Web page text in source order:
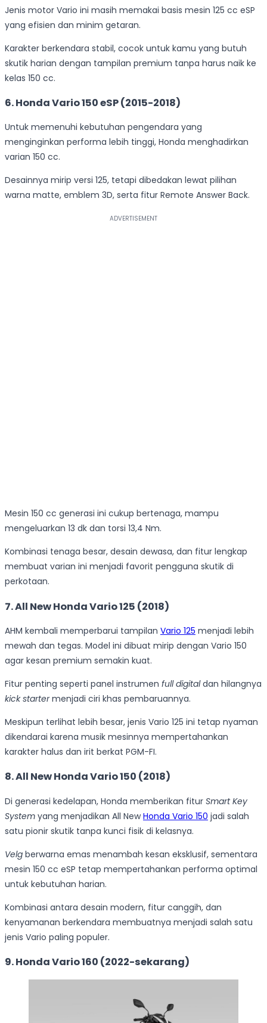
Jenis motor Vario ini masih memakai basis mesin 125 cc eSP
yang efisien dan minim getaran.
Karakter berkendara stabil, cocok untuk kamu yang butuh
skutik harian dengan tampilan premium tanpa harus naik ke
kelas 150 cc.
6.Honda Vario 150 eSP (2015-2018)
Untuk memenuhi kebutuhan pengendara yang
menginginkan performa lebih tinggi, Honda menghadirkan
varian 150 cc.
Desainnya mirip versi 125, tetapi dibedakan lewat pilihan
warna matte, emblem 3D, serta fitur Remote Answer Back.
Mesin 150 cc generasi ini cukup bertenaga, mampu
mengeluarkan 13 dk dan torsi 13,4 Nm.
Kombinasi tenaga besar, desain dewasa, dan fitur lengkap
membuat varian ini menjadi favorit pengguna skutik di
perkotaan.
7.All New Honda Vario 125 (2018)
AHM kembali memperbarui tampilan Vario 125 menjadi lebih
mewah dan tegas. Model ini dibuat mirip dengan Vario 150
agar kesan premium semakin kuat.
Fitur penting seperti panel instrumen full digitaldan hilangnya
kick startermenjadi ciri khas pembaruannya.
Meskipun terlihat lebih besar, jenis Vario 125 ini tetap nyaman
dikendarai karena musik mesinnya mempertahankan
karakter halus dan irit berkat PGM-FI.
8.All New Honda Vario 150 (2018)
Di generasi kedelapan, Honda memberikan fitur Smart Key
System yang menjadikan All NewHonda Vario 150 jadi salah
satu pionir skutik tanpa kunci fisik di kelasnya.
Velg berwarna emas menambah kesan eksklusif, sementara
mesin 150 cc eSP tetap mempertahankan performa optimal
untuk kebutuhan harian.
Kombinasi antara desain modern, fitur canggih, dan
kenyamanan berkendara membuatnya menjadi salah satu
jenis Vario paling populer.
9.Honda Vario 160 (2022-sekarang)